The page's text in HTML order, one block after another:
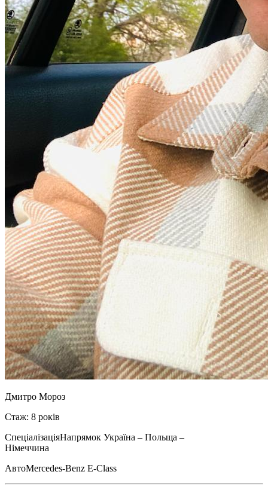
Дмитро Мороз
Стаж: 8 років
СпеціалізаціяНапрямок Україна – Польща –
Німеччина
АвтоMercedes-Benz E-Class